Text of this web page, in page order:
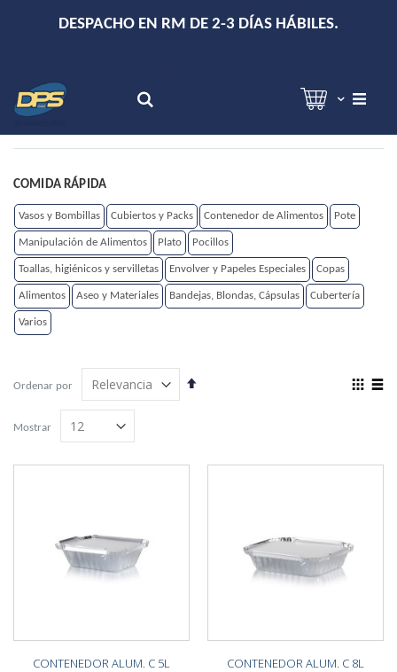
DESPACHO EN RM DE 2-3 DÍAS HÁBILES.
Ordenar por
Establecer
View
Mostrar
CONTENEDOR ALUM. C 5L
CONTENEDOR ALUM. C 8L
COMIDA RÁPIDA
Vasos y Bombillas Cubiertos y Packs Contenedor de Alimentos Pote
Manipulación de Alimentos Plato Pocillos
Toallas, higiénicos y servilletas Envolver y Papeles Especiales Copas
Alimentos Aseo y Materiales Bandejas, Blondas, Cápsulas Cubertería
Varios